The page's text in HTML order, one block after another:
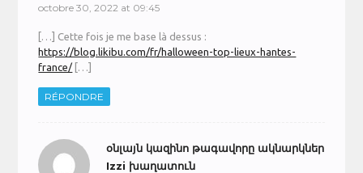
octobre 30, 2022 at 09:45
[…] Cette fois je me base là dessus :
https://blog.likibu.com/fr/halloween-top-lieux-hantes-
france/ […]
RÉPONDRE
օնլայն կազինո թագավորը ակնարկներ
Izzi խաղատուն